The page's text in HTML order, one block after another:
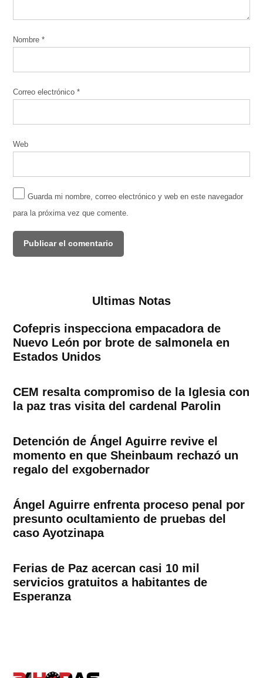
Nombre*
Correo electrónico*
Web
Guarda mi nombre, correo electrónico y web en este navegador
para la próxima vez que comente.
Ultimas Notas
Cofepris inspecciona empacadora de
Nuevo León por brote de salmonela en
Estados Unidos
CEM resalta compromiso de la Iglesia con
la paz tras visita del cardenal Parolin
Detención de Ángel Aguirre revive el
momento en que Sheinbaum rechazó un
regalo del exgobernador
Ángel Aguirre enfrenta proceso penal por
presunto ocultamiento de pruebas del
caso Ayotzinapa
Ferias de Paz acercan casi 10 mil
servicios gratuitos a habitantes de
Esperanza